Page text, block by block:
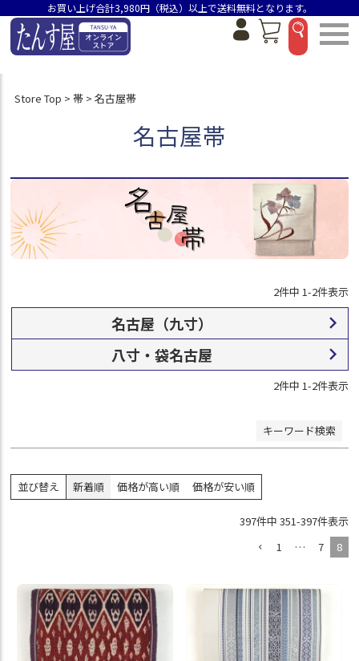
お買い上げ合計3,980円（税込）以上で送料無料となります。
Store Top 帯 名古屋帯
名古屋帯
2件中 1-2件表示
名古屋（九寸）
八寸・袋名古屋
2件中 1-2件表示
キーワード検索
状態ランクC
状態ランクD
身丈155～159.5cm
身丈165～169.5cm
在庫なし商品を表示しない
商品番号/JANコード
価格が安い順
価格が高い順
並び替え 新着順 価格が高い順 価格が安い順
397件中 351-397件表示
1
… 7 8